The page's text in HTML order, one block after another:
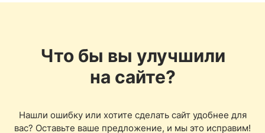
Что бы вы улучшили
на сайте?
Нашли ошибку или хотите сделать сайт удобнее для
вас? Оставьте ваше предложение, и мы это исправим!